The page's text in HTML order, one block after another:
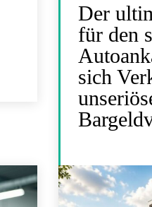
Der
für den
sich